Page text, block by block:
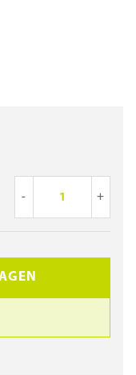
- +